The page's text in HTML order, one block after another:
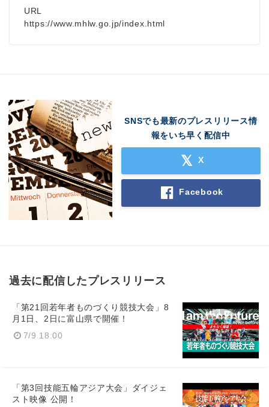
URL
https://www.mhlw.go.jp/index.html
SNSでも最新のプレスリリース情
報をいち早く配信中
X
Facebook
過去に配信したプレスリリース
「第21回若年者ものづくり競技大会」8
月1日、2日に富山県で開催！
7/9 18:00
「第3回技能五輪アジア大会」ダイジェ
スト映像 公開！